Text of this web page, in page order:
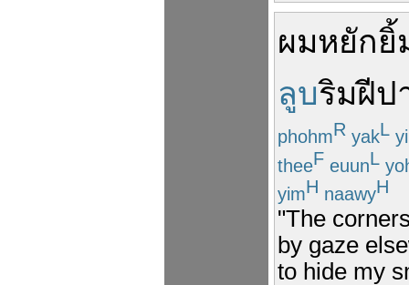
ผมหยักยิ้
ลูบริมฝีป
phohmR yakL
theeF euunL
yimH naawyH
"The
by gaze
to hide my